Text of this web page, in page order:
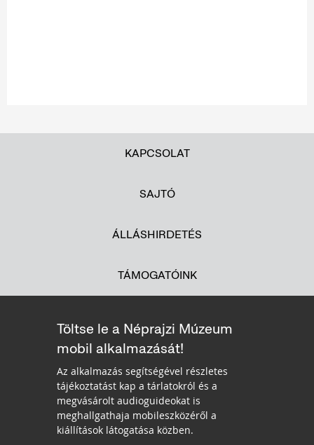
KAPCSOLAT
SAJTÓ
ÁLLÁSHIRDETÉS
TÁMOGATÓINK
Töltse le a Néprajzi Múzeum
mobil alkalmazását!
Az alkalmazás segítségével részletes
tájékoztatást kap a tárlatokról és a
megvásárolt audioguideokat is
meghallgathaja mobileszközéről a
kiállítások látogatása közben.